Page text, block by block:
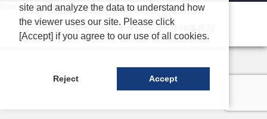
Post list for 核燃料廃棄物
TEL CONTACT ENGLISH
site and analyze the data to understand how
the viewer uses our site. Please click
[Accept] if you agree to our use of all cookies.
Reject Accept